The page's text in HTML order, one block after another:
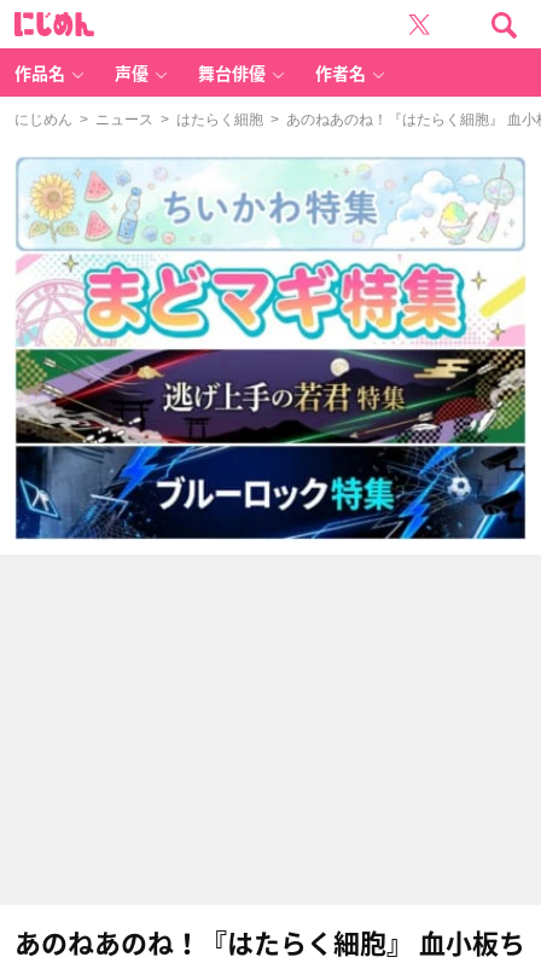
作品名 声優 舞台俳優 作者名
にじめん > ニュース > はたらく細胞 > あのねあのね！『はたらく細胞』 血
あのねあのね！『はたらく細胞』 血小板ち